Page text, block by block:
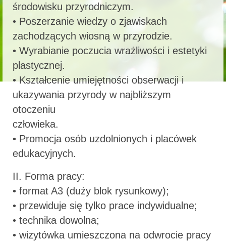
środowisku przyrodniczym.
• Poszerzanie wiedzy o zjawiskach
zachodzących wiosną w przyrodzie.
• Wyrabianie poczucia wrażliwości i estetyki
plastycznej.
• Kształcenie umiejętności obserwacji i
ukazywania przyrody w najbliższym
otoczeniu
człowieka.
• Promocja osób uzdolnionych i placówek
edukacyjnych.
II. Forma pracy:
• format A3 (duży blok rysunkowy);
• przewiduje się tylko prace indywidualne;
• technika dowolna;
• wizytówka umieszczona na odwrocie pracy